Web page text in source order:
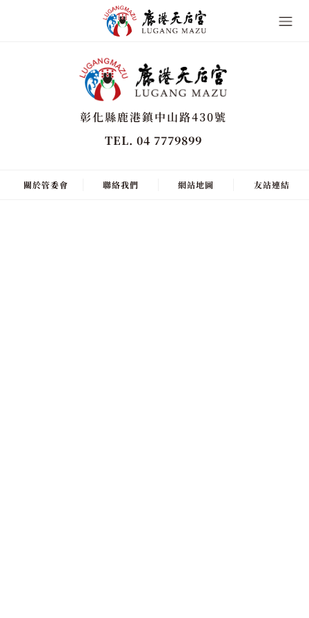
彰化縣鹿港鎮中山路430號
TEL. 04 7779899
關於管委會 聯絡我們 網站地圖 友站連結